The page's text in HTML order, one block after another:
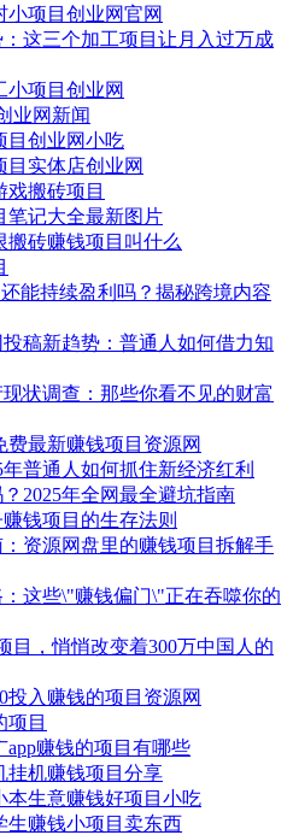
项目创业网官网
这三个加工项目让月入过万成
小项目创业网
业网新闻
目创业网小吃
目实体店创业网
戏搬砖项目
笔记大全最新图片
搬砖赚钱项目叫什么
能持续盈利吗？揭秘跨境内容
稿新趋势：普通人如何借力知
状调查：那些你看不见的财富
最新赚钱项目资源网
普通人如何抓住新经济红利
2025年全网最全避坑指南
钱项目的生存法则
资源网盘里的赚钱项目拆解手
这些\"赚钱偏门\"正在吞噬你的
目，悄悄改变着300万中国人的
投入赚钱的项目资源网
项目
赚钱的项目有哪些
挂机赚钱项目分享
本生意赚钱好项目小吃
生赚钱小项目卖东西